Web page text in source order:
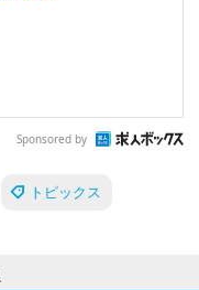
Sponsored by
トピックス